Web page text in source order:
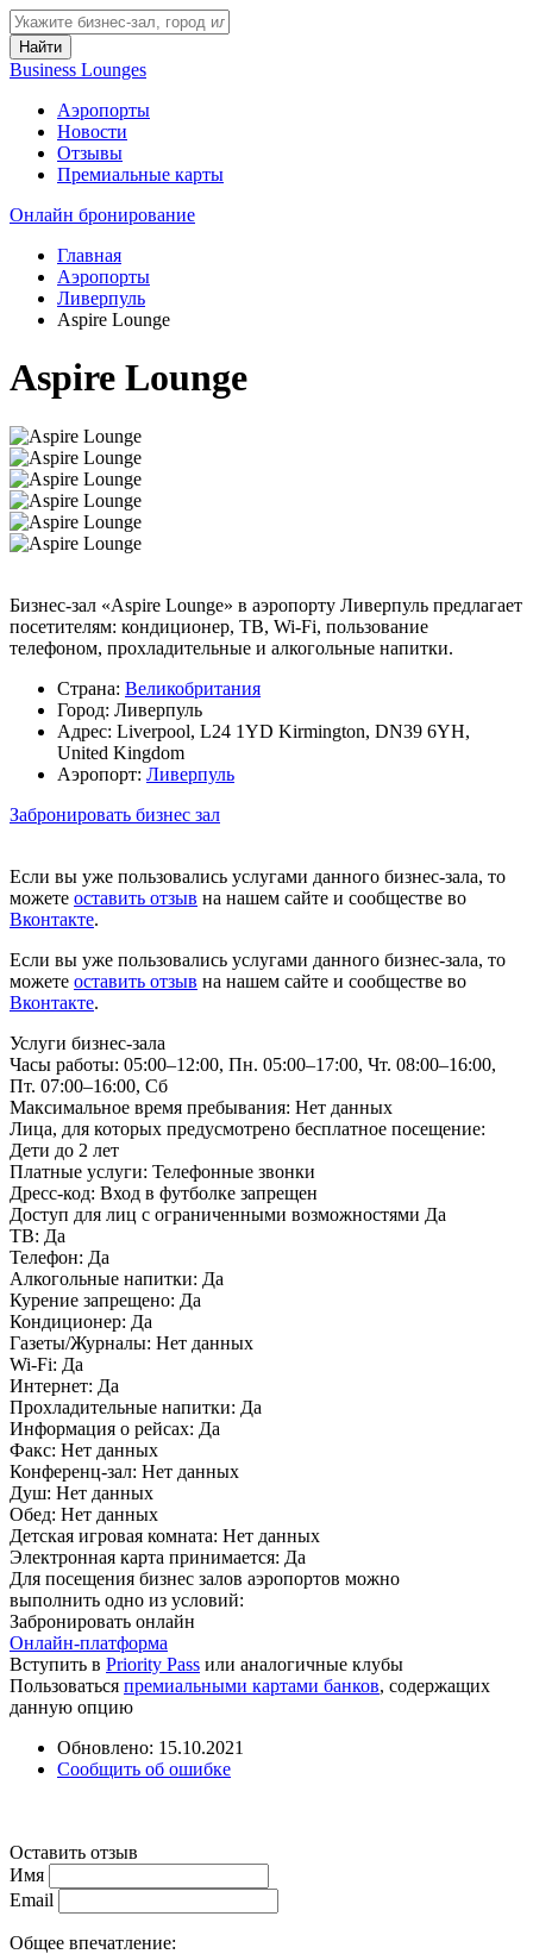
Найти
Business Lounges
Аэропорты
Новости
Отзывы
Премиальные карты
Онлайн бронирование
Главная
Аэропорты
Ливерпуль
Aspire Lounge
Aspire Lounge
Бизнес-зал «Aspire Lounge» в аэропорту Ливерпуль предлагает
посетителям: кондиционер, ТВ, Wi-Fi, пользование
телефоном, прохладительные и алкогольные напитки.
Страна: Великобритания
Город: Ливерпуль
Адрес: Liverpool, L24 1YD Kirmington, DN39 6YH,
United Kingdom
Аэропорт: Ливерпуль
Забронировать бизнес зал
Если вы уже пользовались услугами данного бизнес-зала, то
можете оставить отзыв на нашем сайте и сообществе во
Вконтакте.
Если вы уже пользовались услугами данного бизнес-зала, то
можете оставить отзыв на нашем сайте и сообществе во
Вконтакте.
Услуги бизнес-зала
Часы работы: 05:00–12:00, Пн. 05:00–17:00, Чт. 08:00–16:00,
Пт. 07:00–16:00, Сб
Максимальное время пребывания: Нет данных
Лица, для которых предусмотрено бесплатное посещение:
Дети до 2 лет
Платные услуги: Телефонные звонки
Дресс-код: Вход в футболке запрещен
Доступ для лиц с ограниченными возможностями Да
ТВ: Да
Телефон: Да
Алкогольные напитки: Да
Курение запрещено: Да
Кондиционер: Да
Газеты/Журналы: Нет данных
Wi-Fi: Да
Интернет: Да
Прохладительные напитки: Да
Информация о рейсах: Да
Факс: Нет данных
Конференц-зал: Нет данных
Душ: Нет данных
Обед: Нет данных
Детская игровая комната: Нет данных
Электронная карта принимается: Да
Для посещения бизнес залов аэропортов можно
выполнить одно из условий:
Забронировать онлайн
Онлайн-платформа
Вступить в Priority Pass или аналогичные клубы
Пользоваться премиальными картами банков, содержащих
данную опцию
Обновлено: 15.10.2021
Сообщить об ошибке
Оставить отзыв
Имя
Email
Общее впечатление: